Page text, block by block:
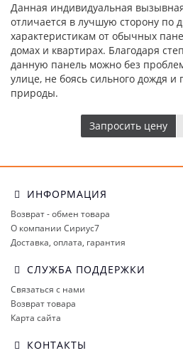
Данная индивидуальная
отличается в лучшую сторону по
характеристикам от обычных
домах и квартирах. Благодаря
данную панель можно без
улице, не боясь сильного дождя и
природы.
Запросить цену
ИНФОРМАЦИЯ
Возврат - обмен товара
О компании Сириус7
Доставка, оплата, гарантия
СЛУЖБА ПОДДЕРЖКИ
Связаться с нами
Возврат товара
Карта сайта
КОНТАКТЫ